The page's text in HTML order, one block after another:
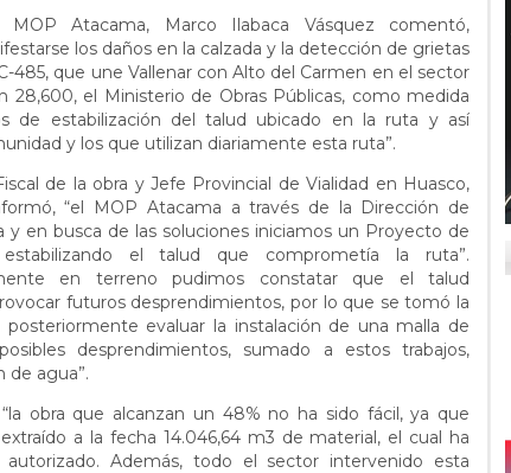
Atacama, Marco Ilabaca Vásquez comentó,
los daños en la calzada y la detección de grietas
485, que une Vallenar con Alto del Carmen en el sector
28,600, el Ministerio de Obras Públicas, como medida
de estabilización del talud ubicado en la ruta y así
y los que utilizan diariamente esta ruta”.
de la obra y Jefe Provincial de Vialidad en Huasco,
“el MOP Atacama a través de la Dirección de
y en busca de las soluciones iniciamos un Proyecto de
estabilizando el talud que comprometía la ruta”.
en terreno pudimos constatar que el talud
futuros desprendimientos, por lo que se tomó la
evaluar la instalación de una malla de
desprendimientos, sumado a estos trabajos,
de agua”.
obra que alcanzan un 48% no ha sido fácil, ya que
a la fecha 14.046,64 m3 de material, el cual ha
Además, todo el sector intervenido esta